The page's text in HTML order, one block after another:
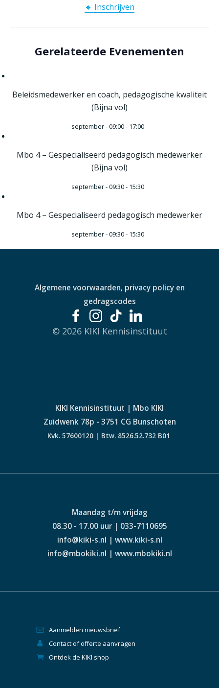
🔹 Inschrijven
Gerelateerde Evenementen
Beleidsmedewerker en coach, pedagogische kwaliteit
(Bijna vol)
september - 09:00- 17:00
Mbo 4 – Gespecialiseerd pedagogisch medewerker
(Bijna vol)
september - 09:30- 15:30
Mbo 4 – Gespecialiseerd pedagogisch medewerker
september - 09:30- 15:30
Algemene voorwaarden, privacy policy en
gedragscodes
© 2026 KIKI Kennisinstituut
KIKI Kennisinstituut | Mbo KIKI
Zuidwenk 78p - 3751 CG Bunschoten
Kvk. 57600120 | Btw. 8526.52.732 B01
Maandag t/m vrijdag
08.30 - 17.00 uur | 033-7110695
info@kiki-s.nl | www.kiki-s.nl
info@mbokiki.nl | www.mbokiki.nl
Aanmelden nieuwsbrief
Contact of offerte aanvragen
Ontdek de KIKI shop